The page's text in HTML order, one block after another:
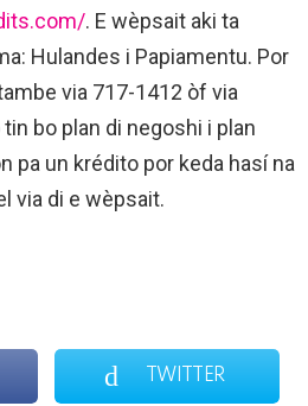
. E wèpsait aki ta
Hulandes i Papiamentu. Por
via 717-1412 òf via
tin bo plan di negoshi i plan
pa un krédito por keda hasí na
via di e wèpsait.
TWITTER